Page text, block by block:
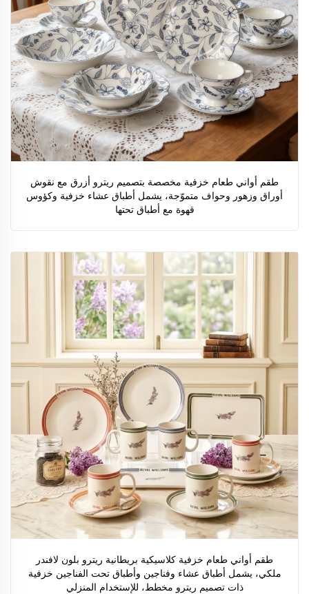
طقم أواني طعام خزفية مخصصة بتصميم ريترو أزرق مع نقوش
أوراق وزهور وحواف متموّجة، يشمل أطباق عشاء خزفية وكؤوس
قهوة مع أطباق تحتها
طقم أواني طعام خزفية كلاسيكية بريطانية ريترو بلون لافندر
ملكي، يشمل أطباق عشاء وفناجين وأطباق تحت الفناجين خزفية
ذات تصميم ريترو مخطط، للإستخدام المنزلي